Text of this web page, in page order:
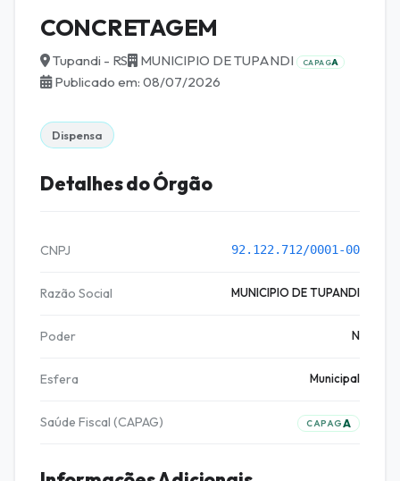
CONCRETAGEM
Tupandi - RS MUNICIPIO DE TUPANDI CAPAGA
Publicado em: 08/07/2026
Dispensa
Detalhes do Órgão
CNPJ 92.122.712/0001-00
Razão Social MUNICIPIO DE TUPANDI
Poder N
Esfera Municipal
Saúde Fiscal (CAPAG) CAPAGA